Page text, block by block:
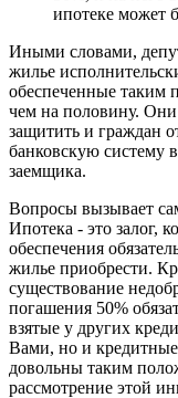
ипотеке может
Иными словами,
жилье
обеспеченные таким
чем на половину. Они
защитить и граждан
банковскую систему
заемщика.
Вопросы вызывает
Ипотека - это залог,
обеспечения
жилье приобрести.
существование
погашения 50%
взятые у других
Вами, но и кредитные
довольны таким
рассмотрение этой